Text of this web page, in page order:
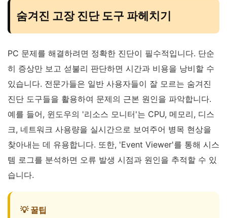
숨겨진 고장 진단 도구 파헤치기
PC 문제를 해결하려면 정확한 진단이 필수적입니다. 단순
히 증상만 보고 섣불리 판단하면 시간과 비용을 낭비할 수
있습니다. 전문가들은 일반 사용자들이 잘 모르는 숨겨진
진단 도구들을 활용하여 문제의 근본 원인을 파악합니다.
예를 들어, 윈도우의 '리소스 모니터'는 CPU, 메모리, 디스
크, 네트워크 사용량을 실시간으로 보여주어 병목 현상을
찾아내는 데 유용합니다. 또한, 'Event Viewer'를 통해 시스
템 로그를 분석하면 오류 발생 시점과 원인을 추적할 수 있
습니다.
💡 꿀팁